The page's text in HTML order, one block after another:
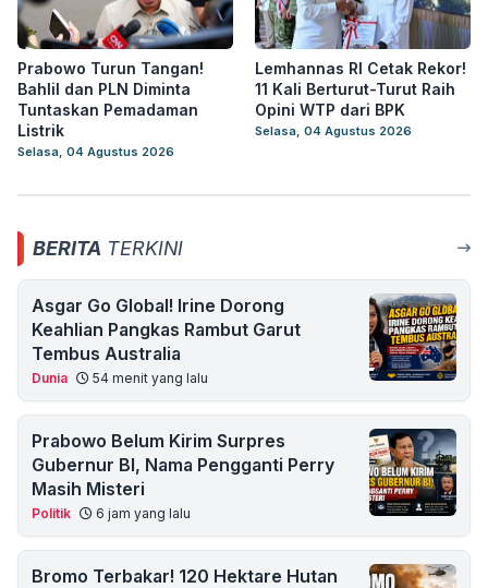
Prabowo Turun Tangan!
Bahlil dan PLN Diminta
Tuntaskan Pemadaman
Listrik
Selasa, 04 Agustus 2026
Lemhannas RI Cetak Rekor!
11 Kali Berturut-Turut Raih
Opini WTP dari BPK
Selasa, 04 Agustus 2026
BERITA TERKINI
Asgar Go Global! Irine Dorong
Keahlian Pangkas Rambut Garut
Tembus Australia
Dunia 54 menit yang lalu
Prabowo Belum Kirim Surpres
Gubernur BI, Nama Pengganti Perry
Masih Misteri
Politik 6 jam yang lalu
Bromo Terbakar! 120 Hektare Hutan